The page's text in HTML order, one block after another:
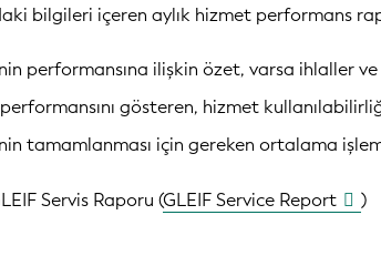
bilgileri içeren aylık hizmet performans
performansına ilişkin özet, varsa ihlaller
gösteren, hizmet
tamamlanması için gereken ortalama
Servis Raporu (GLEIF Service Report )